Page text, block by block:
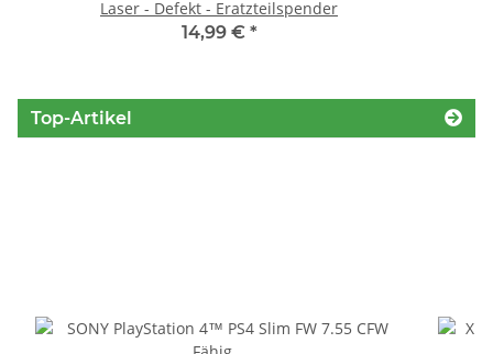
Laser - Defekt - Eratzteilspender
14,99 € *
Top-Artikel